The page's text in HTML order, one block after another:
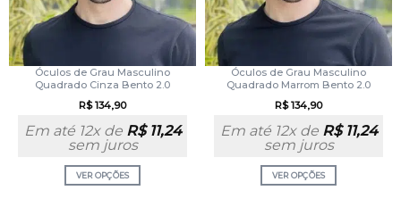
Óculos de Grau Masculino
Quadrado Cinza Bento 2.0
R$134,90
Em até 12x de R$11,24
sem juros
VER OPÇÕES
Óculos de Grau Masculino
Quadrado Marrom Bento 2.0
R$134,90
Em até 12x de R$11,24
sem juros
VER OPÇÕES